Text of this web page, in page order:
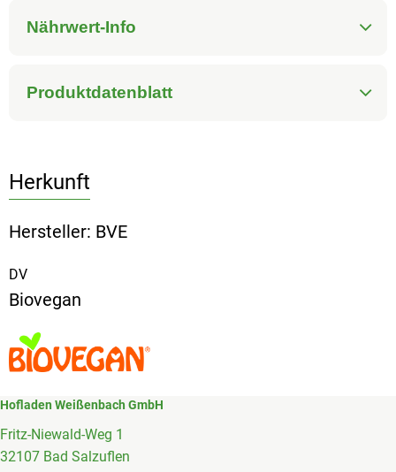
Nährwert-Info
Produktdatenblatt
Herkunft
Hersteller: BVE
DV
Biovegan
Hofladen Weißenbach GmbH
Fritz-Niewald-Weg 1
32107 Bad Salzuflen